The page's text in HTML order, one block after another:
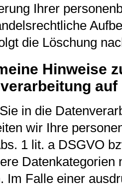
Ihrer
die Löschung
Hinweise
in die
wir Ihre
1 lit. a DSGVO
Datenkategorien
Im Falle einer